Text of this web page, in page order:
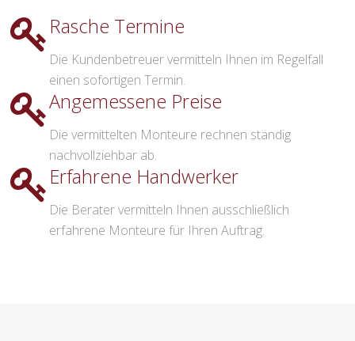
Rasche Termine
Die Kundenbetreuer vermitteln Ihnen im Regelfall
einen sofortigen Termin.
Angemessene Preise
Die vermittelten Monteure rechnen ständig
nachvollziehbar ab.
Erfahrene Handwerker
Die Berater vermitteln Ihnen ausschließlich
erfahrene Monteure für Ihren Auftrag.